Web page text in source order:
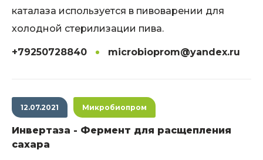
каталаза используется в пивоварении для
холодной стерилизации пива.
+79250728840 microbioprom@yandex.ru
12.07.2021 Микробиопром
Инвертаза - Фермент для расщепления
сахара